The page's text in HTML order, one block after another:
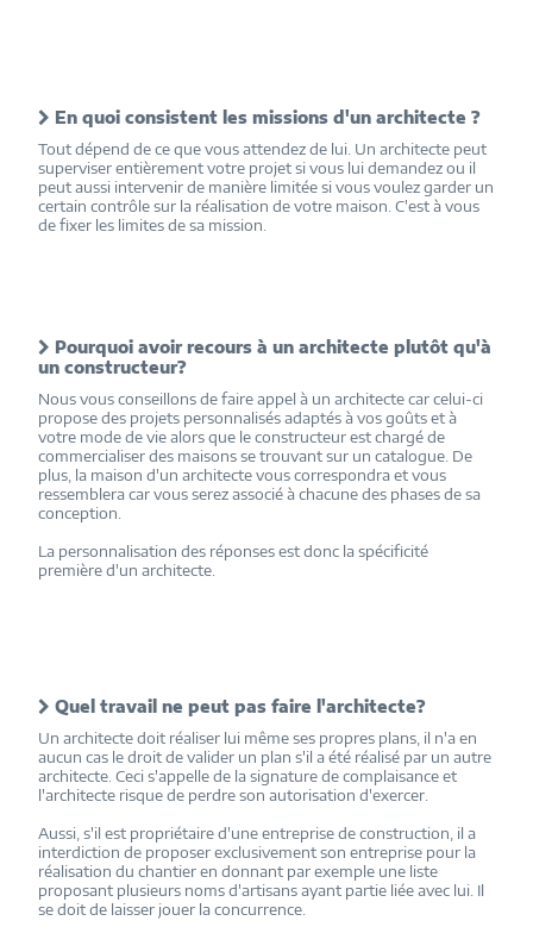
En quoi consistent les missions d'un architecte ?
Tout dépend de ce que vous attendez de lui. Un architecte peut
superviser entièrement votre projet si vous lui demandez ou il
peut aussi intervenir de manière limitée si vous voulez garder un
certain contrôle sur la réalisation de votre maison. C'est à vous
de fixer les limites de sa mission.
Pourquoi avoir recours à un architecte plutôt qu'à
un constructeur?
Nous vous conseillons de faire appel à un architecte car celui-ci
propose des projets personnalisés adaptés à vos goûts et à
votre mode de vie alors que le constructeur est chargé de
commercialiser des maisons se trouvant sur un catalogue. De
plus, la maison d'un architecte vous correspondra et vous
ressemblera car vous serez associé à chacune des phases de sa
conception.
La personnalisation des réponses est donc la spécificité
première d'un architecte.
Quel travail ne peut pas faire l'architecte?
Un architecte doit réaliser lui même ses propres plans, il n'a en
aucun cas le droit de valider un plan s'il a été réalisé par un autre
architecte. Ceci s'appelle de la signature de complaisance et
l'architecte risque de perdre son autorisation d'exercer.
Aussi, s'il est propriétaire d'une entreprise de construction, il a
interdiction de proposer exclusivement son entreprise pour la
réalisation du chantier en donnant par exemple une liste
proposant plusieurs noms d'artisans ayant partie liée avec lui. Il
se doit de laisser jouer la concurrence.